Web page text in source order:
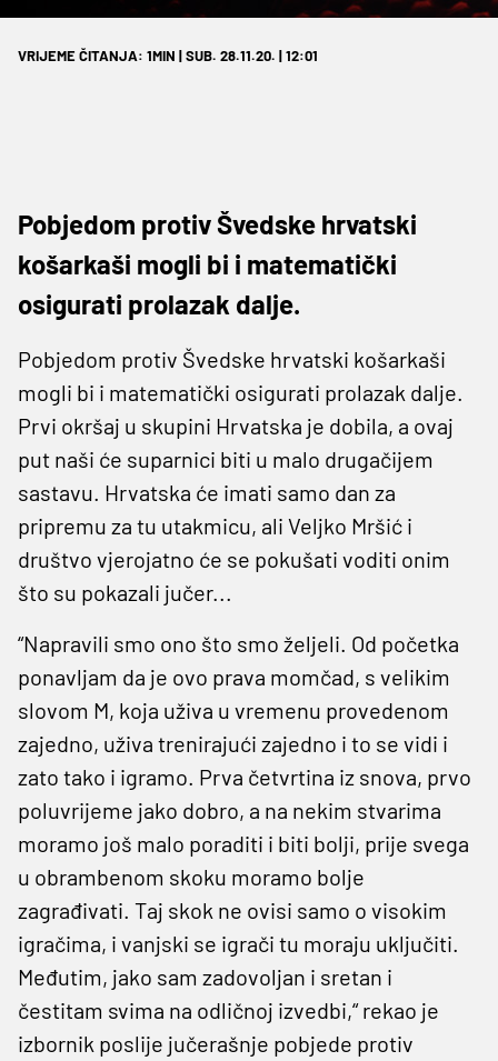
VRIJEME ČITANJA: 1MIN | SUB. 28.11.20. | 12:01
Pobjedom protiv Švedske hrvatski
košarkaši mogli bi i matematički
osigurati prolazak dalje.
Pobjedom protiv Švedske hrvatski košarkaši
mogli bi i matematički osigurati prolazak dalje.
Prvi okršaj u skupini Hrvatska je dobila, a ovaj
put naši će suparnici biti u malo drugačijem
sastavu. Hrvatska će imati samo dan za
pripremu za tu utakmicu, ali Veljko Mršić i
društvo vjerojatno će se pokušati voditi onim
što su pokazali jučer...
“Napravili smo ono što smo željeli. Od početka
ponavljam da je ovo prava momčad, s velikim
slovom M, koja uživa u vremenu provedenom
zajedno, uživa trenirajući zajedno i to se vidi i
zato tako i igramo. Prva četvrtina iz snova, prvo
poluvrijeme jako dobro, a na nekim stvarima
moramo još malo poraditi i biti bolji, prije svega
u obrambenom skoku moramo bolje
zagrađivati. Taj skok ne ovisi samo o visokim
igračima, i vanjski se igrači tu moraju uključiti.
Međutim, jako sam zadovoljan i sretan i
čestitam svima na odličnoj izvedbi,“ rekao je
izbornik poslije jučerašnje pobjede protiv